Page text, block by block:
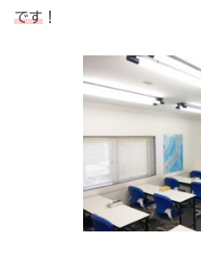
です ！